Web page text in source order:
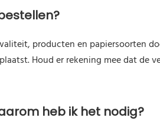
producten en papiersoorten
Houd er rekening mee dat de
heb ik het nodig?